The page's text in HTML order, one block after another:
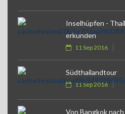
Inselhüpfen -
erkunden
11 Sep 2016
Südthailandtour
11 Sep 2016
Von Bangkok